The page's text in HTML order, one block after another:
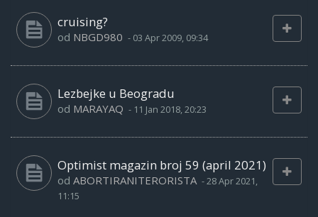
cruising?
od NBGD980 - 03 Apr 2009, 09:34
Lezbejke u Beogradu
od MARAYAQ - 11 Jan 2018, 20:23
Optimist magazin broj 59 (april 2021)
od ABORTIRANITERORISTA -28 Apr 2021,
11:15